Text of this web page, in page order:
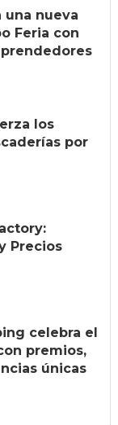
una nueva
Feria con
los
por
Precios
celebra el
premios,
únicas